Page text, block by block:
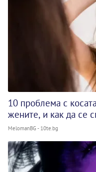
10 проблема с
жените, и как да се
MelomanBG - 10te.bg